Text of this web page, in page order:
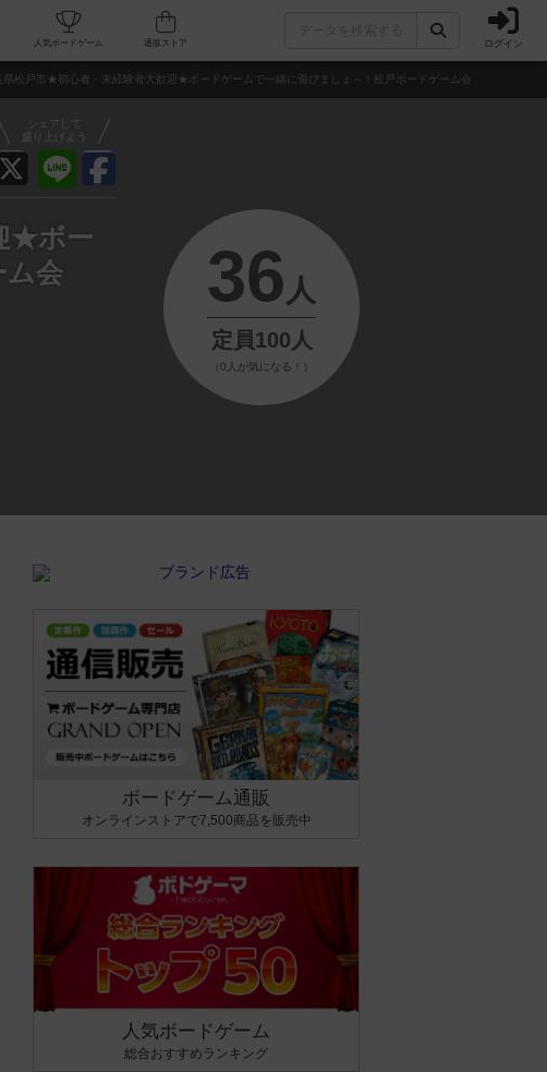
カフェ/店舗 人気ボードゲーム ログイン
松戸市★初心者・未経験者大歓迎★ボードゲームで一緒に遊びましょ～！松戸ボードゲーム会
シェアして
盛り上げよう
★ボー
ム会
36 人
定員100人
（0人が気になる！）
ボードゲーム通販
オンラインストアで7,500商品を販売中
人気ボードゲーム
総合おすすめランキング